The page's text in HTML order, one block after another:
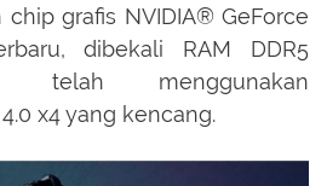
grafis NVIDIA® GeForce
dibekali RAM DDR5
telah menggunakan
x4 yang kencang.